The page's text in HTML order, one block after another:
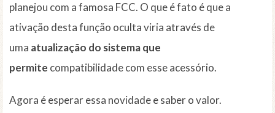
planejou com a famosa FCC. O que é fato é que a
ativação desta função oculta viria através de
uma atualização do sistema que
permite compatibilidade com esse acessório.
Agora é esperar essa novidade e saber o valor.